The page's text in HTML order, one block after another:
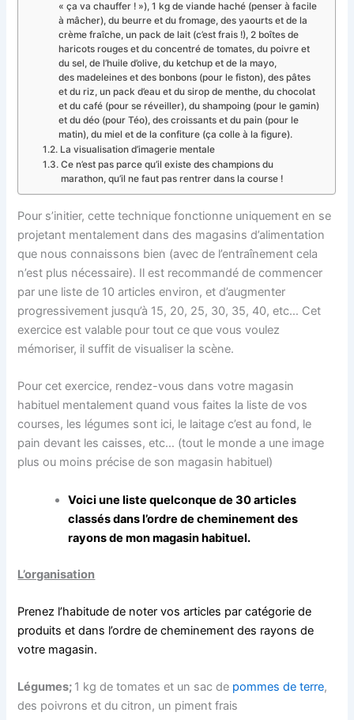
« ça va chauffer ! »), 1 kg de viande haché (penser à facile
à mâcher), du beurre et du fromage, des yaourts et de la
crème fraîche, un pack de lait (c’est frais !), 2 boîtes de
haricots rouges et du concentré de tomates, du poivre et
du sel, de l’huile d’olive, du ketchup et de la mayo,
des madeleines et des bonbons (pour le fiston), des pâtes
et du riz, un pack d’eau et du sirop de menthe, du chocolat
et du café (pour se réveiller), du shampoing (pour le gamin)
et du déo (pour Téo), des croissants et du pain (pour le
matin), du miel et de la confiture (ça colle à la figure).
La visualisation d’imagerie mentale
Ce n’est pas parce qu’il existe des champions du
marathon, qu’il ne faut pas rentrer dans la course !
Pour s’initier, cette technique fonctionne uniquement en se
projetant mentalement dans des magasins d’alimentation
que nous connaissons bien (avec de l’entraînement cela
n’est plus nécessaire). Il est recommandé de commencer
par une liste de 10 articles environ, et d’augmenter
progressivement jusqu’à 15, 20, 25, 30, 35, 40, etc… Cet
exercice est valable pour tout ce que vous voulez
mémoriser, il suffit de visualiser la scène.
Pour cet exercice, rendez-vous dans votre magasin
habituel mentalement quand vous faites la liste de vos
courses, les légumes sont ici, le laitage c’est au fond, le
pain devant les caisses, etc… (tout le monde a une image
plus ou moins précise de son magasin habituel)
Voici une liste quelconque de 30 articles
classés dans l’ordre de cheminement des
rayons de mon magasin habituel.
L’organisation
Prenez l’habitude de noter vos articles par catégorie de
produits et dans l’ordre de cheminement des rayons de
votre magasin.
Légumes; 1 kg de tomates et un sac de pommes de terre,
des poivrons et du citron, un piment frais